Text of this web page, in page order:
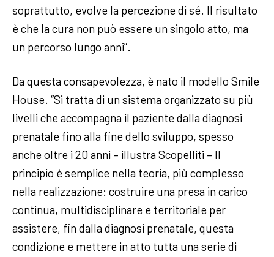
soprattutto, evolve la percezione di sé. Il risultato
è che la cura non può essere un singolo atto, ma
un percorso lungo anni”.
Da questa consapevolezza, è nato il modello Smile
House. “Si tratta di un sistema organizzato su più
livelli che accompagna il paziente dalla diagnosi
prenatale fino alla fine dello sviluppo, spesso
anche oltre i 20 anni – illustra Scopelliti – Il
principio è semplice nella teoria, più complesso
nella realizzazione: costruire una presa in carico
continua, multidisciplinare e territoriale per
assistere, fin dalla diagnosi prenatale, questa
condizione e mettere in atto tutta una serie di